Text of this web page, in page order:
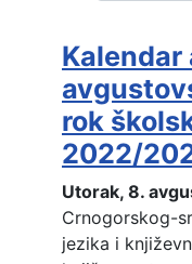
rok
2022/
Utorak, 8.
Crnogorskog-
jezika i